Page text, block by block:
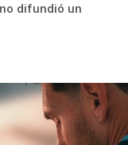
difundió un